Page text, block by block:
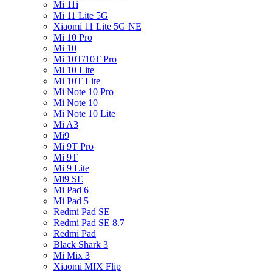
Mi 11i
Mi 11 Lite 5G
Xiaomi 11 Lite 5G NE
Mi 10 Pro
Mi 10
Mi 10T/10T Pro
Mi 10 Lite
Mi 10T Lite
Mi Note 10 Pro
Mi Note 10
Mi Note 10 Lite
Mi A3
Mi9
Mi 9T Pro
Mi 9T
Mi 9 Lite
Mi9 SE
Mi Pad 6
Mi Pad 5
Redmi Pad SE
Redmi Pad SE 8.7
Redmi Pad
Black Shark 3
Mi Mix 3
Xiaomi MIX Flip